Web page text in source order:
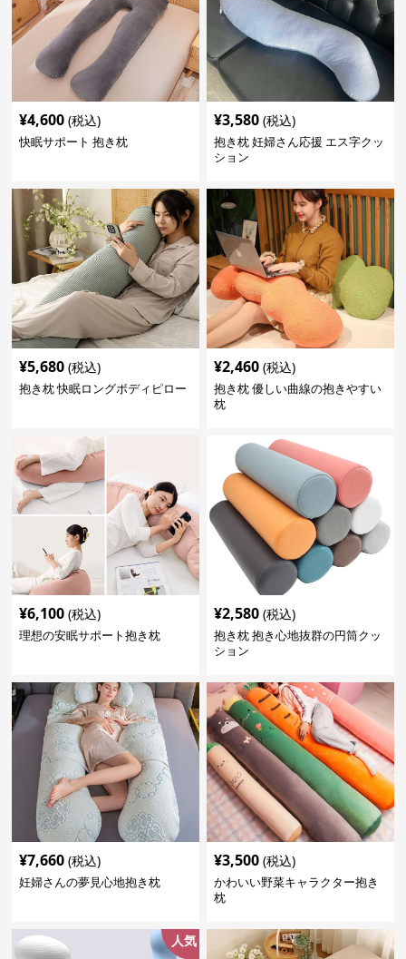
¥4,600 (税込)
快眠サポート 抱き枕
¥3,580 (税込)
抱き枕 妊婦さん応援 エス字クッ
ション
¥5,680 (税込)
抱き枕 快眠ロングボディピロー
¥2,460 (税込)
抱き枕 優しい曲線の抱きやすい
枕
¥6,100 (税込)
理想の安眠サポート抱き枕
¥2,580 (税込)
抱き枕 抱き心地抜群の円筒クッ
ション
¥7,660 (税込)
妊婦さんの夢見心地抱き枕
¥3,500 (税込)
かわいい野菜キャラクター抱き
枕
人気